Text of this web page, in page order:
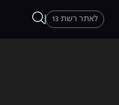
לאתר רשת 13